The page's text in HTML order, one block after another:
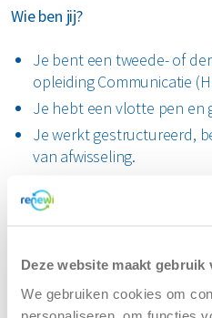
Deze website maakt gebruik
We gebruiken cookies om
personaliseren, om functies
Wie ben jij?
Je bent een tweede- of
opleiding Communicatie
Je hebt een vlotte pen en
Je werkt gestructureerd,
van afwisseling.
Engels, Frans is een pré.
Waar kom je terecht?